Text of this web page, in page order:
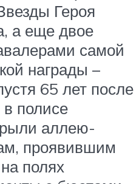
Героя
а еще двое
самой
награды –
65 лет после
в полисе
аллею-
проявившим
полях